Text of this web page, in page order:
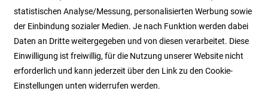
statistischen Analyse/Messung, personalisierten Werbung sowie
der Einbindung sozialer Medien. Je nach Funktion werden dabei
Daten an Dritte weitergegeben und von diesen verarbeitet. Diese
Einwilligung ist freiwillig, für die Nutzung unserer Website nicht
erforderlich und kann jederzeit über den Link zu den Cookie-
Einstellungen unten widerrufen werden.
Widerrufsbelehrung
Datenschutz
Impressum
Barrierearm & Leichte Sprache
Barrierefreiheitserklärung